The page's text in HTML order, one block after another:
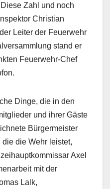
Zahl und noch
Christian
Leiter der Feuerwehr
stand er
Feuerwehr-Chef
Dinge, die in den
und ihrer Gäste
Bürgermeister
die Wehr leistet,
Axel
mit der
Lalk,